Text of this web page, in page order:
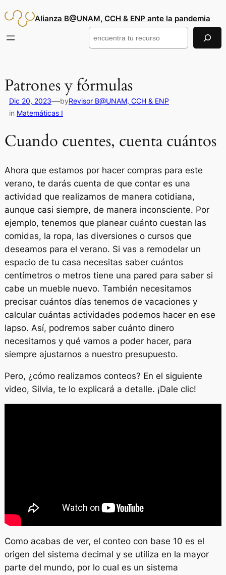
al
Alianza B@UNAM, CCH & ENP ante la pandemia
Buscar
Patrones y fórmulas
Dic 20, 2023—byRevisor B@UNAM, CCH & ENP
in Matemáticas I
Cuando cuentes, cuenta cuántos
Ahora que estamos por hacer compras para este
verano, te darás cuenta de que contar es una
actividad que realizamos de manera cotidiana,
aunque casi siempre, de manera inconsciente. Por
ejemplo, tenemos que planear cuánto cuestan las
comidas, la ropa, las diversiones o cursos que
deseamos para el verano. Si vas a remodelar un
espacio de tu casa necesitas saber cuántos
centímetros o metros tiene una pared para saber si
cabe un mueble nuevo. También necesitamos
precisar cuántos días tenemos de vacaciones y
calcular cuántas actividades podemos hacer en ese
lapso. Así, podremos saber cuánto dinero
necesitamos y qué vamos a poder hacer, para
siempre ajustarnos a nuestro presupuesto.
Pero, ¿cómo realizamos conteos? En el siguiente
video, Silvia, te lo explicará a detalle. ¡Dale clic!
Como acabas de ver, el conteo con base 10 es el
origen del sistema decimal y se utiliza en la mayor
parte del mundo, por lo cual es un sistema